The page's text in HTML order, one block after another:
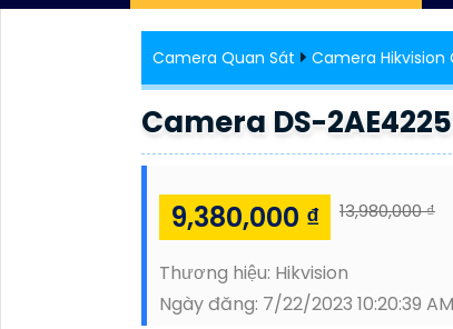
Camera Quan Sát Camera Hikvision
Camera DS-
9,380,000 ₫ 13,980,000 ₫
Thương hiệu: Hikvision
Ngày đăng: 7/22/2023 10:20:39 AM